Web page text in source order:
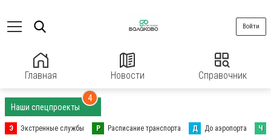
Главная Новости Справочник
Войти
Наши спецпроекты
4
Э Экстренные службы Р Расписание транспорта Д До аэропорта Ч